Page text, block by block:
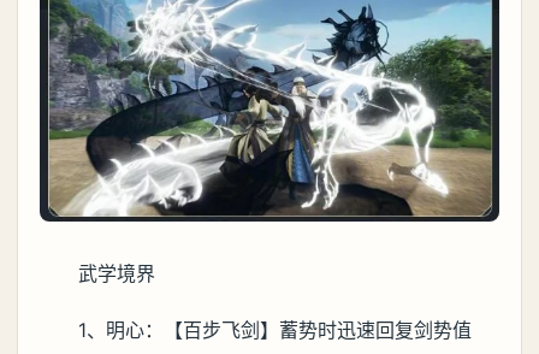
武学境界
1、明心：【百步飞剑】蓄势时迅速回复剑势值